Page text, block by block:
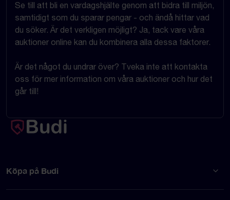
Se till att bli en vardagshjälte genom att bidra till miljön,
samtidigt som du sparar pengar - och ändå hittar vad
du söker. Är det verkligen möjligt? Ja, tack vare våra
auktioner online kan du kombinera alla dessa faktorer.
Är det något du undrar över? Tveka inte att kontakta
oss för mer information om våra auktioner och hur det
går till!
Köpa på Budi